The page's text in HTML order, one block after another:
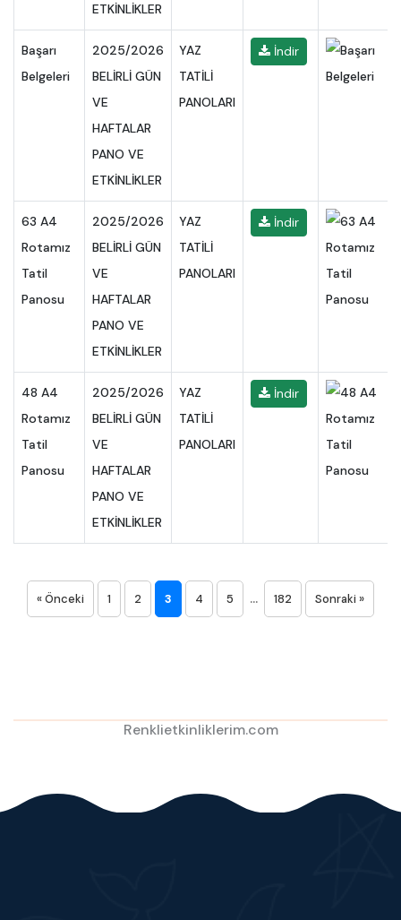
ETKİNLİKLER
Başarı
Belgeleri
2025/2026
BELİRLİ GÜN
VE
HAFTALAR
PANO VE
ETKİNLİKLER
YAZ
TATİLİ
PANOLARI
İndir
63 A4
Rotamız
Tatil
Panosu
2025/2026
BELİRLİ GÜN
VE
HAFTALAR
PANO VE
ETKİNLİKLER
YAZ
TATİLİ
PANOLARI
İndir
48 A4
Rotamız
Tatil
Panosu
2025/2026
BELİRLİ GÜN
VE
HAFTALAR
PANO VE
ETKİNLİKLER
YAZ
TATİLİ
PANOLARI
İndir
« Önceki 1 2 3 4 5 ... 182 Sonraki »
Renklietkinliklerim.com